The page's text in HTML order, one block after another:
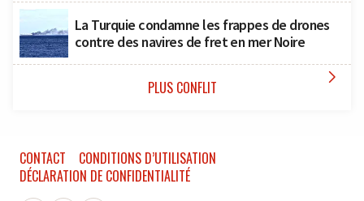
La Turquie condamne les frappes de drones
contre des navires de fret en mer Noire
PLUS CONFLIT 
CONTACT
CONDITIONS D’UTILISATION
DÉCLARATION DE CONFIDENTIALITÉ